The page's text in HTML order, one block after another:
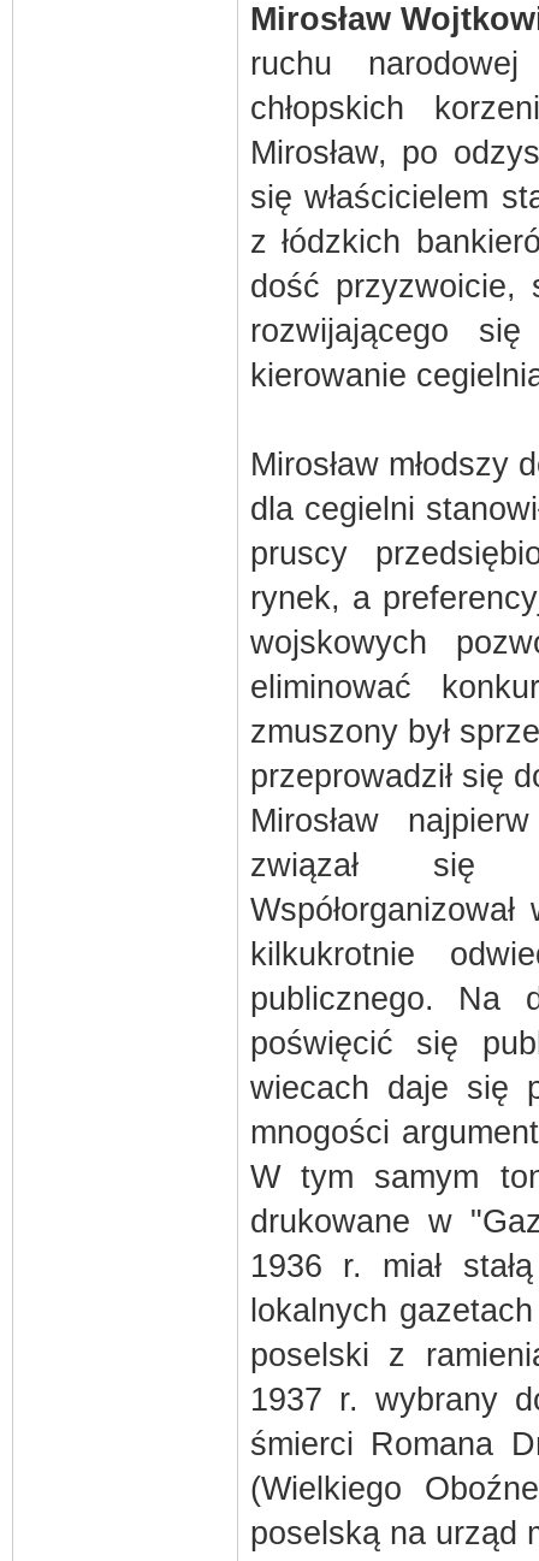
Mirosław
ruchu
chłopskich
Mirosław, po
się właścicielem
z łódzkich
dość przyzwoicie,
rozwijającego
kierowanie
Mirosław młodszy
dla cegielni
pruscy
rynek, a
wojskowych
eliminować
zmuszony był
przeprowadził się
Mirosław
związał się z
kilkukrotnie
publicznego. Na
poświęcić się
wiecach daje się
mnogości
W tym samym
drukowane w
1936 r. miał
lokalnych
poselski z
1937 r. wybrany
śmierci Romana
(Wielkiego
poselską na urząd